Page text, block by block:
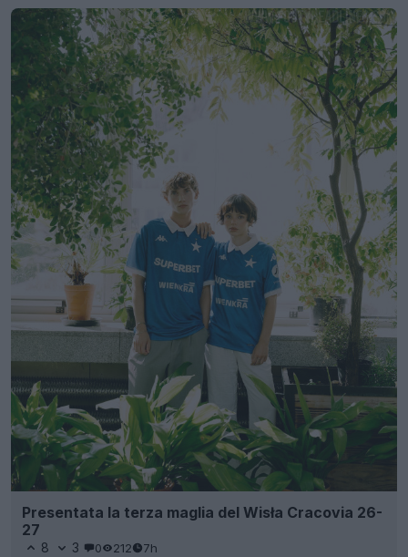
Presentata la terza maglia del Wisła Cracovia 26-
27
8 3 0 212 7h